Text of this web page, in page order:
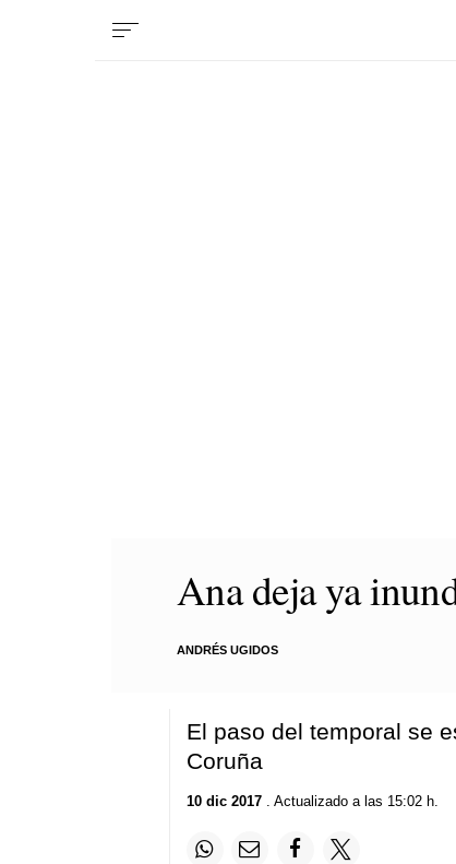
Ana deja ya
ANDRÉS UGIDOS
El paso del temporal se
Coruña
10 dic 2017. Actualizado a las 15:02 h.